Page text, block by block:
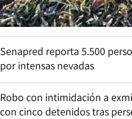
Senapred reporta 5.500
por intensas nevadas
Robo con intimidación a
con cinco detenidos tras